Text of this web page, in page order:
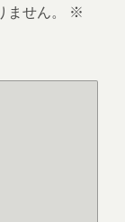
せん。
※